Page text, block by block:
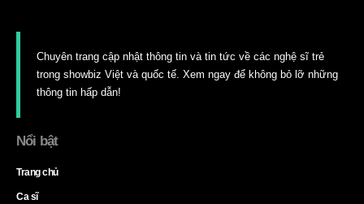
Chuyên trang cập nhật thông tin và tin tức về các nghệ sĩ trẻ
trong showbiz Việt và quốc tế. Xem ngay để không bỏ lỡ những
thông tin hấp dẫn!
Nổi bật
Trang chủ
Ca sĩ